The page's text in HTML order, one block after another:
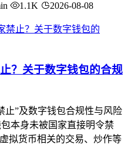
1.1K 2026-08-08
？关于数字钱包的合规
止”及数字钱包合规性与风险
本身未被国家直接明令禁
拟货币相关的交易、炒作等